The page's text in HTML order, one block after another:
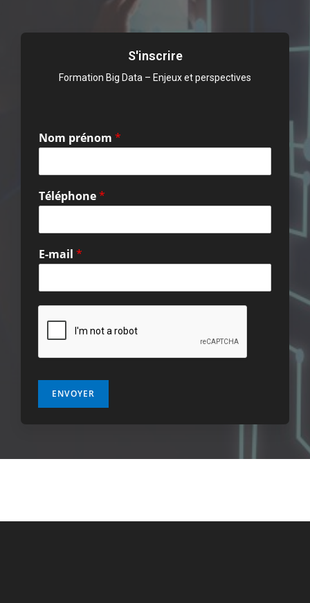
S'inscrire
Formation Big Data – Enjeux et perspectives
Nom prénom *
Téléphone*
E-mail *
ENVOYER